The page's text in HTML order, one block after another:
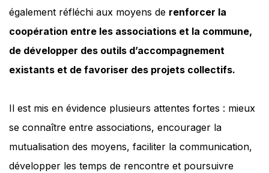
également réfléchi aux moyens de renforcer la
coopération entre les associations et la commune,
de développer des outils d’accompagnement
existants et de favoriser des projets collectifs.
Il est mis en évidence plusieurs attentes fortes : mieux
se connaître entre associations, encourager la
mutualisation des moyens, faciliter la communication,
développer les temps de rencontre et poursuivre